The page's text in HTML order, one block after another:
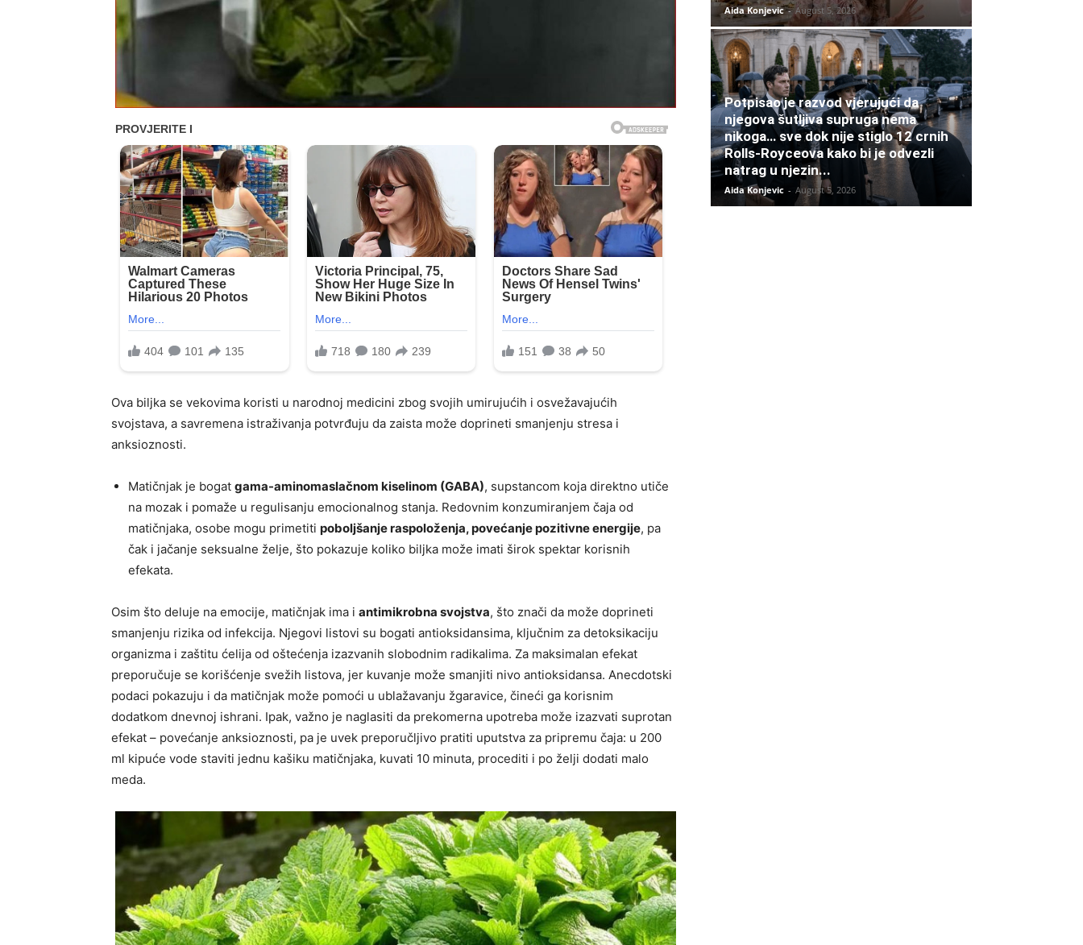
Ova biljka se vekovima koristi u narodnoj medicini zbog svojih umirujućih i osvežavajućih
svojstava, a savremena istraživanja potvrđuju da zaista može doprineti smanjenju stresa i
anksioznosti.
Matičnjak je bogat gama-aminomaslačnom kiselinom (GABA), supstancom koja direktno utiče
na mozak i pomaže u regulisanju emocionalnog stanja. Redovnim konzumiranjem čaja od
matičnjaka, osobe mogu primetiti poboljšanje raspoloženja, povećanje pozitivne energije, pa
čak i jačanje seksualne želje, što pokazuje koliko biljka može imati širok spektar korisnih
efekata.
Osim što deluje na emocije, matičnjak ima i antimikrobna svojstva, što znači da može doprineti
smanjenju rizika od infekcija. Njegovi listovi su bogati antioksidansima, ključnim za detoksikaciju
organizma i zaštitu ćelija od oštećenja izazvanih slobodnim radikalima. Za maksimalan efekat
preporučuje se korišćenje svežih listova, jer kuvanje može smanjiti nivo antioksidansa. Anecdotski
podaci pokazuju i da matičnjak može pomoći u ublažavanju žgaravice, čineći ga korisnim
dodatkom dnevnoj ishrani. Ipak, važno je naglasiti da prekomerna upotreba može izazvati suprotan
efekat – povećanje anksioznosti, pa je uvek preporučljivo pratiti uputstva za pripremu čaja: u 200
ml kipuće vode staviti jednu kašiku matičnjaka, kuvati 10 minuta, procediti i po želji dodati malo
meda.
Aida Konjevic - August 5, 2026
Potpisao je razvod vjerujući da
njegova šutljiva supruga nema
nikoga… sve dok nije stiglo 12 crnih
Rolls-Royceova kako bi je odvezli
natrag u njezin...
Aida Konjevic - August 5, 2026